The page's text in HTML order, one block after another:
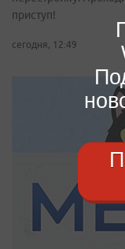
приступ!
сегодня, 12:49